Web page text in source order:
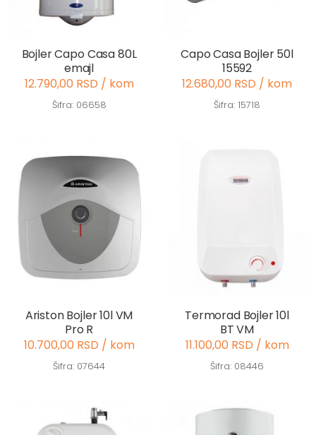
Bojler Capo Casa 80L
emajl
12.790,00 RSD / kom
Šifra: 06658
Capo Casa Bojler 50l
15592
12.680,00 RSD / kom
Šifra: 15718
Ariston Bojler 10l VM
Pro R
10.700,00 RSD / kom
Šifra: 07644
Termorad Bojler 10l
BT VM
11.100,00 RSD / kom
Šifra: 08446